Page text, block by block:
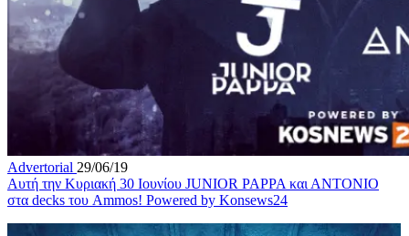
Advertorial 29/06/19
Αυτή την Κυριακή 30 Ιουνίου JUNIOR PAPPA και ΑΝΤΟΝΙΟ
στα decks του Ammos! Powered by Konsews24